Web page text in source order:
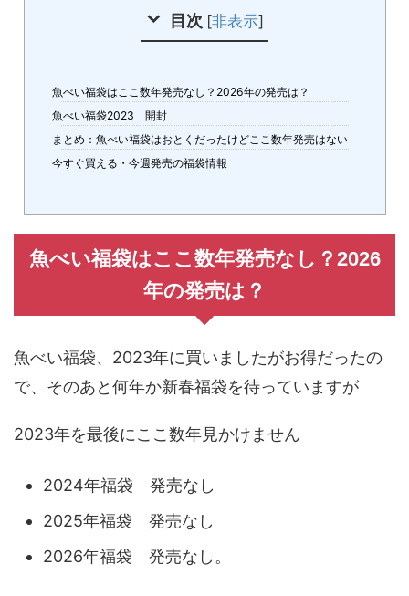
目次 [非表示]
魚べい福袋はここ数年発売なし？2026年の発売は？
魚べい福袋2023 開封
まとめ：魚べい福袋はおとくだったけどここ数年発売はない
今すぐ買える・今週発売の福袋情報
魚べい福袋はここ数年発売なし？2026
年の発売は？
魚べい福袋、2023年に買いましたがお得だったの
で、そのあと何年か新春福袋を待っていますが
2023年を最後にここ数年見かけません
2024年福袋 発売なし
2025年福袋 発売なし
2026年福袋 発売なし。